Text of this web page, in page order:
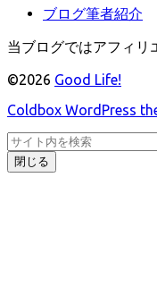
ブログ筆者紹介
当ブログではアフィリ
©2026 Good Life!
Coldbox WordPress
ト
ッ
プ
検
索閉じる